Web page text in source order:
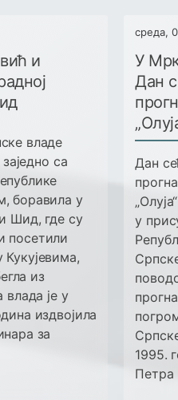
и
владе
са
боравила у
Шид, где су
посетили
из
влада је у
издвојила
за
среда,
У
Дан
Дан
у
1995.